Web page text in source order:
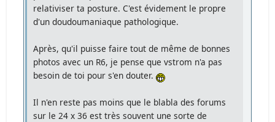
relativiser ta posture. C'est évidement le propre
d'un doudoumaniaque pathologique.
Après, qu'il puisse faire tout de même de bonnes
photos avec un R6, je pense que vstrom n'a pas
besoin de toi pour s'en douter.
Il n'en reste pas moins que le blabla des forums
sur le 24 x 36 est très souvent une sorte de